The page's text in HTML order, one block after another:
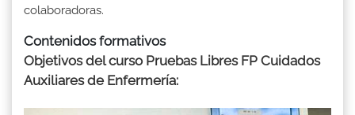
colaboradoras.
Contenidos formativos
Objetivos del curso Pruebas Libres FP Cuidados
Auxiliares de Enfermería: